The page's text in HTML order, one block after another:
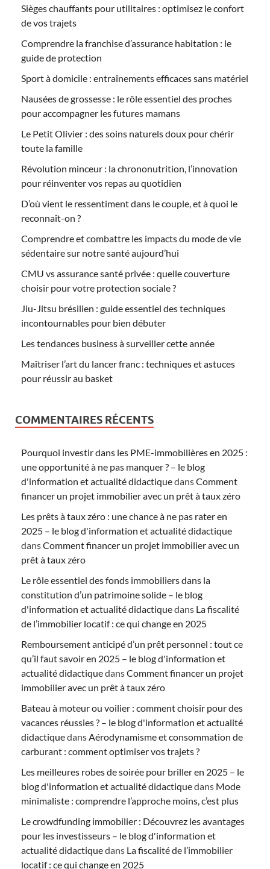
Sièges chauffants pour utilitaires : optimisez le confort
de vos trajets
Comprendre la franchise d’assurance habitation : le
guide de protection
Sport à domicile : entraînements efficaces sans matériel
Nausées de grossesse : le rôle essentiel des proches
pour accompagner les futures mamans
Le Petit Olivier : des soins naturels doux pour chérir
toute la famille
Révolution minceur : la chrononutrition, l’innovation
pour réinventer vos repas au quotidien
D’où vient le ressentiment dans le couple, et à quoi le
reconnaît-on ?
Comprendre et combattre les impacts du mode de vie
sédentaire sur notre santé aujourd’hui
CMU vs assurance santé privée : quelle couverture
choisir pour votre protection sociale ?
Jiu-Jitsu brésilien : guide essentiel des techniques
incontournables pour bien débuter
Les tendances business à surveiller cette année
Maîtriser l’art du lancer franc : techniques et astuces
pour réussir au basket
COMMENTAIRES RÉCENTS
Pourquoi investir dans les PME-immobilières en 2025 :
une opportunité à ne pas manquer ? – le blog
d'information et actualité didactiquedansComment
financer un projet immobilier avec un prêt à taux zéro
Les prêts à taux zéro : une chance à ne pas rater en
2025 – le blog d'information et actualité didactique
dansComment financer un projet immobilier avec un
prêt à taux zéro
Le rôle essentiel des fonds immobiliers dans la
constitution d’un patrimoine solide – le blog
d'information et actualité didactiquedans La fiscalité
de l’immobilier locatif : ce qui change en 2025
Remboursement anticipé d’un prêt personnel : tout ce
qu’il faut savoir en 2025 – le blog d'information et
actualité didactiquedansComment financer un projet
immobilier avec un prêt à taux zéro
Bateau à moteur ou voilier : comment choisir pour des
vacances réussies ? – le blog d'information et actualité
didactiquedansAérodynamisme et consommation de
carburant : comment optimiser vos trajets ?
Les meilleures robes de soirée pour briller en 2025 – le
blog d'information et actualité didactiquedans Mode
minimaliste : comprendre l’approche moins, c’est plus
Le crowdfunding immobilier : Découvrez les avantages
pour les investisseurs – le blog d'information et
actualité didactiquedans La fiscalité de l’immobilier
locatif : ce qui change en 2025